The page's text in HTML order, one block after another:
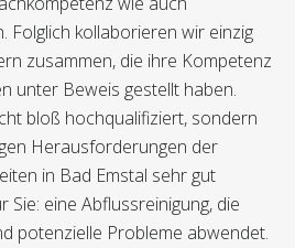
Folglich kollaborieren wir einzig
zusammen, die ihre Kompetenz
unter Beweis gestellt haben.
bloß hochqualifiziert, sondern
Herausforderungen der
in Bad Emstal sehr gut
eine Abflussreinigung, die
potenzielle Probleme abwendet.